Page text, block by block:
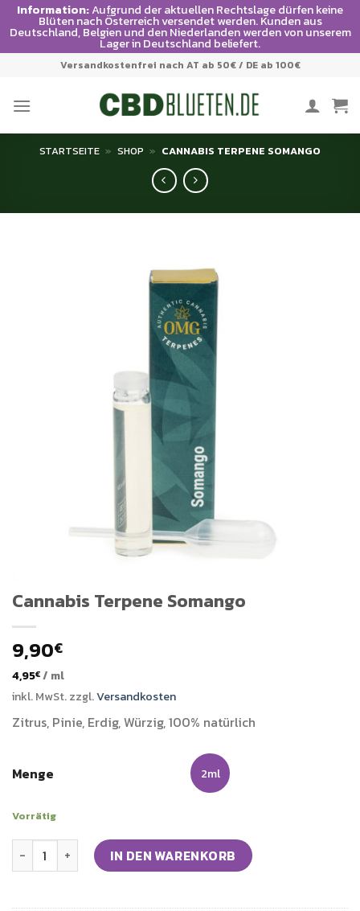
Information:Aufgrund der aktuellen Rechtslage dürfen keine
Blüten nach Österreich versendet werden. Kunden aus
Deutschland, Belgien und den Niederlanden werden von unserem
Lager in Deutschland beliefert.
springen
Versandkostenfrei nach AT ab 50€ / DE ab 100€
STARTSEITE » SHOP » CANNABIS TERPENE SOMANGO
Cannabis Terpene Somango
9,90€
4,95€/ ml
inkl. MwSt.zzgl.Versandkosten
Zitrus, Pinie, Erdig, Würzig, 100% natürlich
Menge 2ml
Vorrätig
Cannabis Terpene Somango Menge
IN DEN WARENKORB